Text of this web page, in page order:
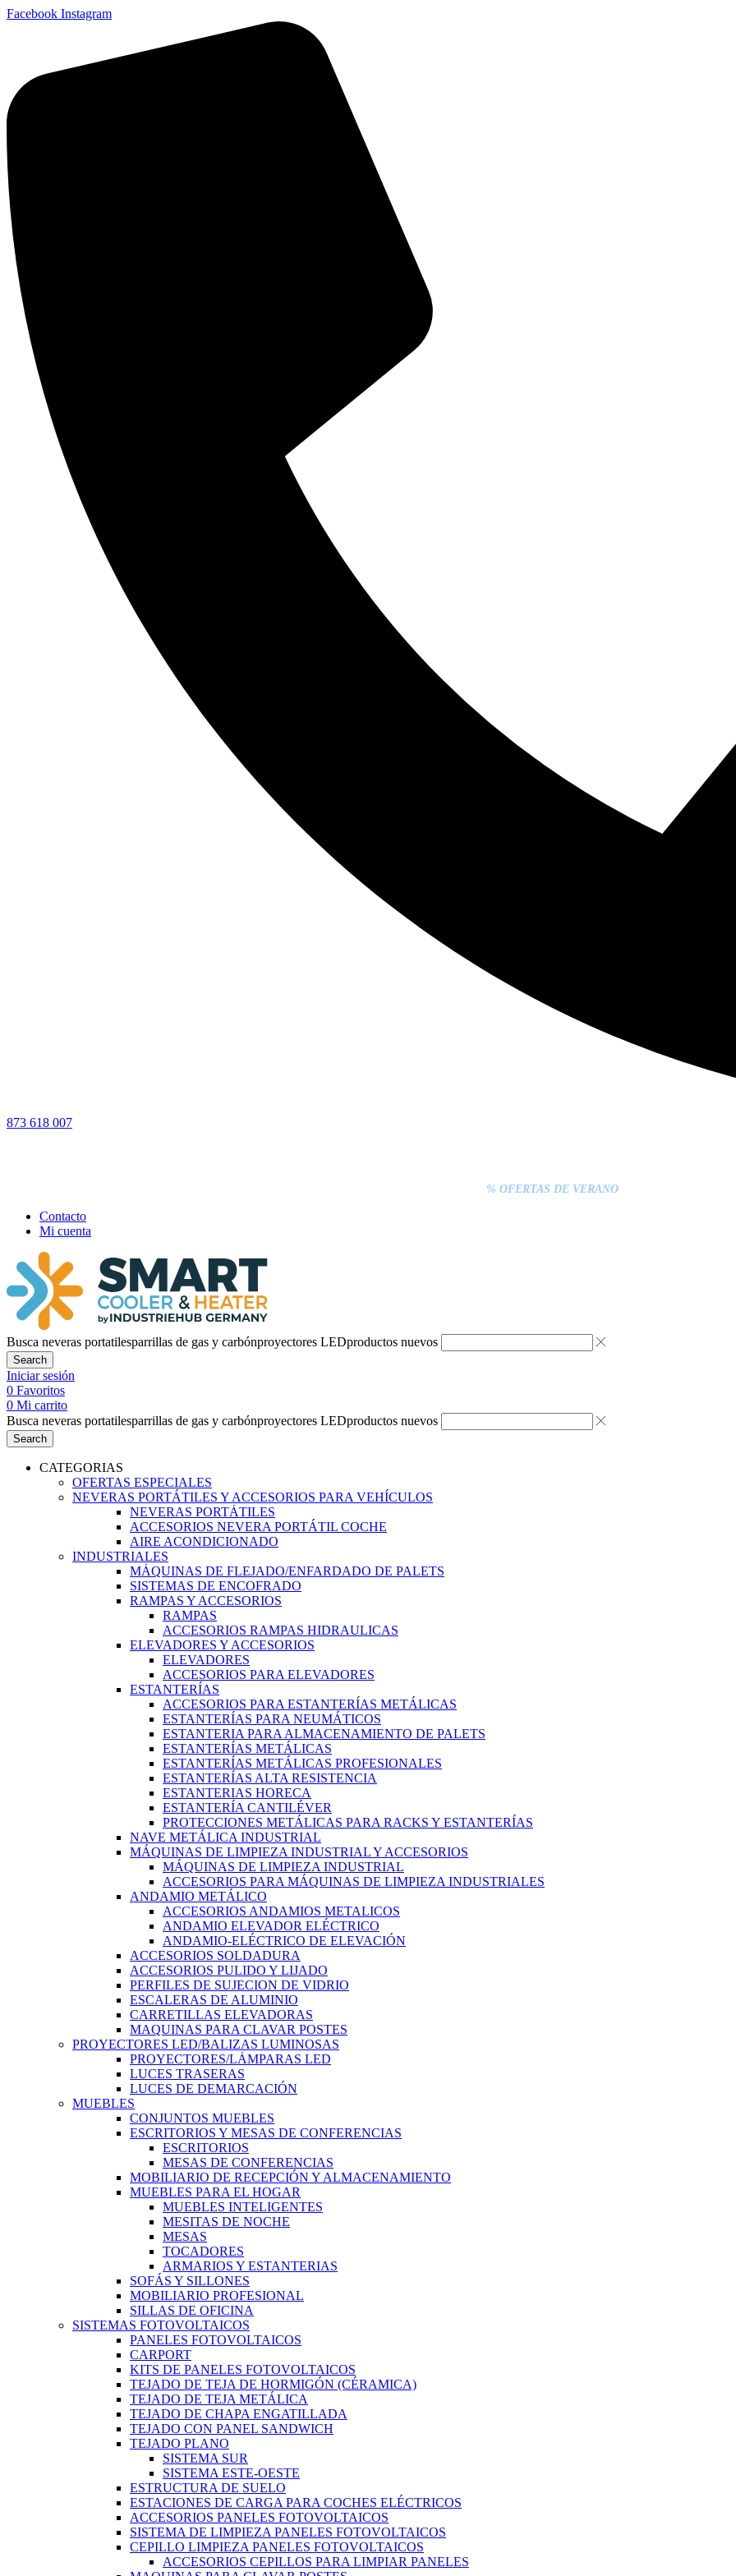
Facebook Instagram
873 618 007
% OFERTAS DE VERANO
Contacto
Mi cuenta
Busca neveras portatilesparrillas de gas y carbónproyectores LEDproductos nuevos
Search
Iniciar sesión
0 Favoritos
0 Mi carrito
Busca neveras portatilesparrillas de gas y carbónproyectores LEDproductos nuevos
Search
CATEGORIAS
OFERTAS ESPECIALES
NEVERAS PORTÁTILES Y ACCESORIOS PARA VEHÍCULOS
NEVERAS PORTÁTILES
ACCESORIOS NEVERA PORTÁTIL COCHE
AIRE ACONDICIONADO
INDUSTRIALES
MÁQUINAS DE FLEJADO/ENFARDADO DE PALETS
SISTEMAS DE ENCOFRADO
RAMPAS Y ACCESORIOS
RAMPAS
ACCESORIOS RAMPAS HIDRAULICAS
ELEVADORES Y ACCESORIOS
ELEVADORES
ACCESORIOS PARA ELEVADORES
ESTANTERÍAS
ACCESORIOS PARA ESTANTERÍAS METÁLICAS
ESTANTERÍAS PARA NEUMÁTICOS
ESTANTERIA PARA ALMACENAMIENTO DE PALETS
ESTANTERÍAS METÁLICAS
ESTANTERÍAS METÁLICAS PROFESIONALES
ESTANTERÍAS ALTA RESISTENCIA
ESTANTERIAS HORECA
ESTANTERÍA CANTILÉVER
PROTECCIONES METÁLICAS PARA RACKS Y ESTANTERÍAS
NAVE METÁLICA INDUSTRIAL
MÁQUINAS DE LIMPIEZA INDUSTRIAL Y ACCESORIOS
MÁQUINAS DE LIMPIEZA INDUSTRIAL
ACCESORIOS PARA MÁQUINAS DE LIMPIEZA INDUSTRIALES
ANDAMIO METÁLICO
ACCESORIOS ANDAMIOS METALICOS
ANDAMIO ELEVADOR ELÉCTRICO
ANDAMIO-ELÉCTRICO DE ELEVACIÓN
ACCESORIOS SOLDADURA
ACCESORIOS PULIDO Y LIJADO
PERFILES DE SUJECION DE VIDRIO
ESCALERAS DE ALUMINIO
CARRETILLAS ELEVADORAS
MAQUINAS PARA CLAVAR POSTES
PROYECTORES LED/BALIZAS LUMINOSAS
PROYECTORES/LÁMPARAS LED
LUCES TRASERAS
LUCES DE DEMARCACIÓN
MUEBLES
CONJUNTOS MUEBLES
ESCRITORIOS Y MESAS DE CONFERENCIAS
ESCRITORIOS
MESAS DE CONFERENCIAS
MOBILIARIO DE RECEPCIÓN Y ALMACENAMIENTO
MUEBLES PARA EL HOGAR
MUEBLES INTELIGENTES
MESITAS DE NOCHE
MESAS
TOCADORES
ARMARIOS Y ESTANTERIAS
SOFÁS Y SILLONES
MOBILIARIO PROFESIONAL
SILLAS DE OFICINA
SISTEMAS FOTOVOLTAICOS
PANELES FOTOVOLTAICOS
CARPORT
KITS DE PANELES FOTOVOLTAICOS
TEJADO DE TEJA DE HORMIGÓN (CÉRAMICA)
TEJADO DE TEJA METÁLICA
TEJADO DE CHAPA ENGATILLADA
TEJADO CON PANEL SANDWICH
TEJADO PLANO
SISTEMA SUR
SISTEMA ESTE-OESTE
ESTRUCTURA DE SUELO
ESTACIONES DE CARGA PARA COCHES ELÉCTRICOS
ACCESORIOS PANELES FOTOVOLTAICOS
SISTEMA DE LIMPIEZA PANELES FOTOVOLTAICOS
CEPILLO LIMPIEZA PANELES FOTOVOLTAICOS
ACCESORIOS CEPILLOS PARA LIMPIAR PANELES